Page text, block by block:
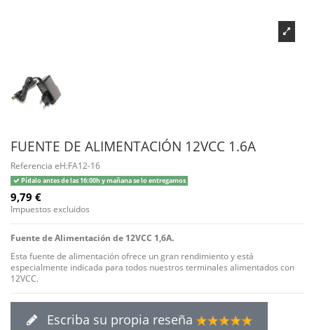
FUENTE DE ALIMENTACIÓN 12VCC 1.6A
Referencia eH:FA12-16
Pídalo antes de las 16:00h y mañana se lo entregamos
9,79 €
Impuestos excluidos
Fuente de Alimentación de 12VCC 1,6A.
Esta fuente de alimentación ofrece un gran rendimiento y está
especialmente indicada para todos nuestros terminales alimentados con
12VCC.
Escriba su propia reseña